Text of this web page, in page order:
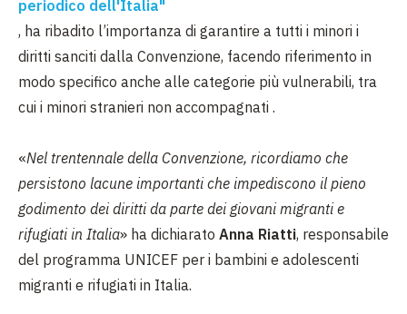
periodico dell'Italia"
, ha ribadito l’importanza di garantire a tutti i minori i
diritti sanciti dalla Convenzione, facendo riferimento in
modo specifico anche alle categorie più vulnerabili, tra
cui i minori stranieri non accompagnati .
«Nel trentennale della Convenzione, ricordiamo che
persistono lacune importanti che impediscono il pieno
godimento dei diritti da parte dei giovani migranti e
rifugiati in Italia» ha dichiarato Anna Riatti, responsabile
del programma UNICEF per i bambini e adolescenti
migranti e rifugiati in Italia.